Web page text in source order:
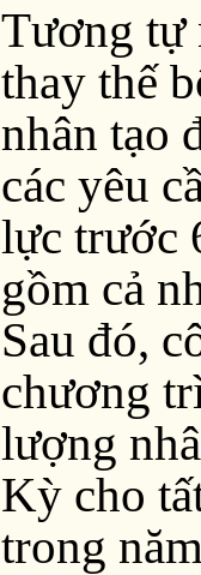
Tương tự
thay thế
nhân tạo
các yêu
lực trước
gồm cả
Sau đó,
chương
lượng
Kỳ cho
trong